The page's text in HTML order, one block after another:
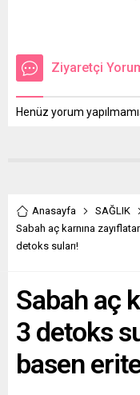
Ziyaretçi
Henüz yorum
Anasayfa
SAĞLIK
Sabah aç karnına
detoks suları!
Sabah aç
3 detoks
basen